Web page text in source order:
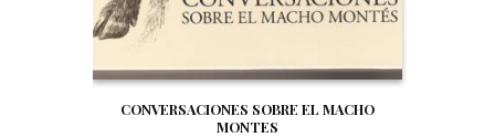
CONVERSACIONES SOBRE EL MACHO
MONTES